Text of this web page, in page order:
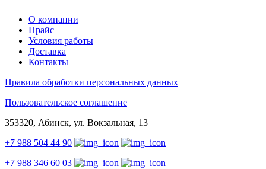
О компании
Прайс
Условия работы
Доставка
Контакты
Правила обработки персональных данных
Пользовательское соглашение
353320, Абинск, ул. Вокзальная, 13
+7 988 504 44 90
+7 988 346 60 03